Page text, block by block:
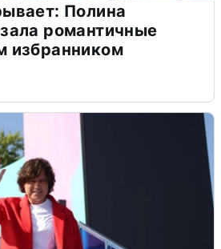
Полина
романтичные
избранником